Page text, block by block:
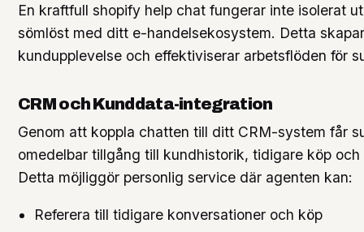
En kraftfull shopify help chat fungerar inte isolerat
sömlöst med ditt e-handelsekosystem. Detta
kundupplevelse och effektiviserar arbetsflöden för
CRM och Kunddata-integration
Genom att koppla chatten till ditt CRM-system får
omedelbar tillgång till kundhistorik, tidigare köp och
Detta möjliggör personlig service där agenten kan:
Referera till tidigare konversationer och köp